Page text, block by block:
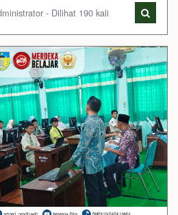
- Dilihat 190 kali